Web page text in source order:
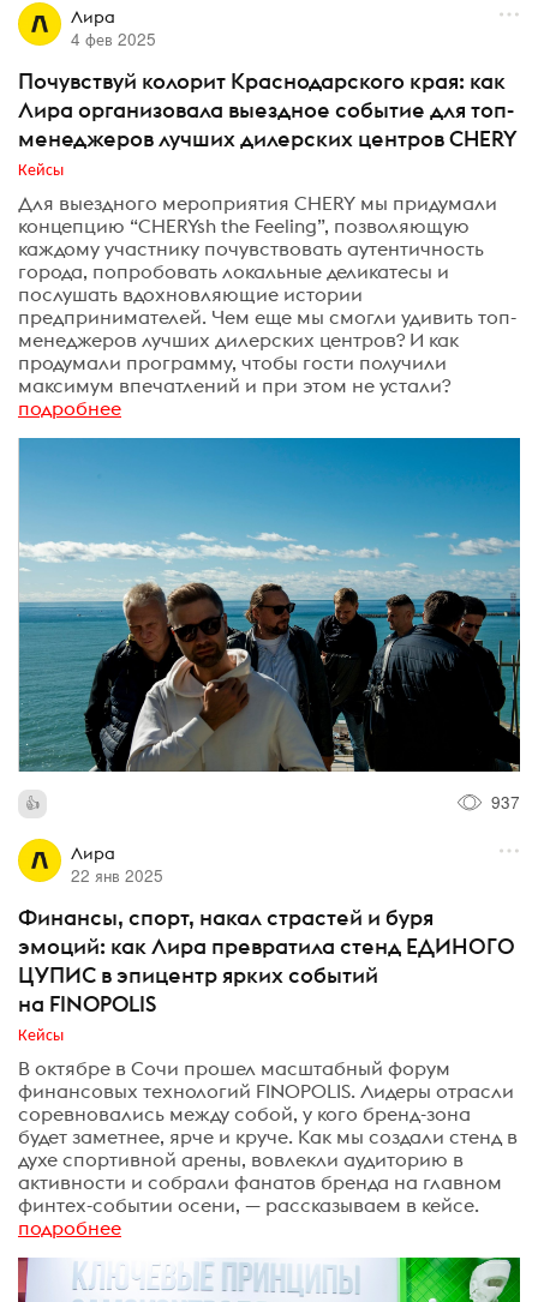
Лира
4 фев 2025
Почувствуй колорит Краснодарского края: как
Лира организовала выездное событие для топ-
менеджеров лучших дилерских центров CHERY
Кейсы
Для выездного мероприятия CHERY мы придумали
концепцию “CHERYsh the Feeling”, позволяющую
каждому участнику почувствовать аутентичность
города, попробовать локальные деликатесы и
послушать вдохновляющие истории
предпринимателей. Чем еще мы смогли удивить топ-
менеджеров лучших дилерских центров? И как
продумали программу, чтобы гости получили
максимум впечатлений и при этом не устали?
подробнее
937
Лира
22 янв 2025
Финансы, спорт, накал страстей и буря
эмоций: как Лира превратила стенд ЕДИНОГО
ЦУПИС в эпицентр ярких событий
на FINOPOLIS
Кейсы
В октябре в Сочи прошел масштабный форум
финансовых технологий FINOPOLIS. Лидеры отрасли
соревновались между собой, у кого бренд-зона
будет заметнее, ярче и круче. Как мы создали стенд в
духе спортивной арены, вовлекли аудиторию в
активности и собрали фанатов бренда на главном
финтех-событии осени, — рассказываем в кейсе.
подробнее